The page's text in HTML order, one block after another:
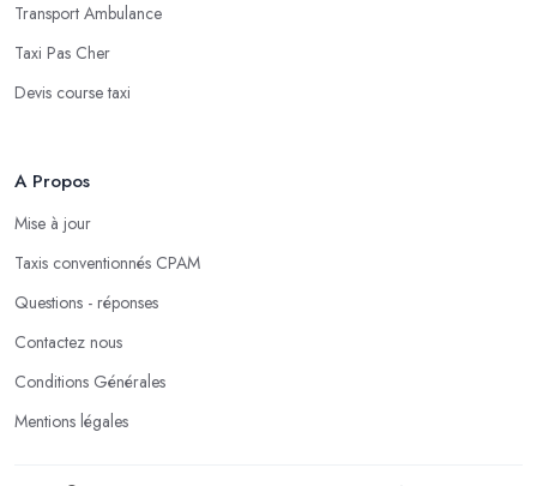
Transport Ambulance
Taxi Pas Cher
Devis course taxi
A Propos
Mise à jour
Taxis conventionnés CPAM
Questions - réponses
Contactez nous
Conditions Générales
Mentions légales